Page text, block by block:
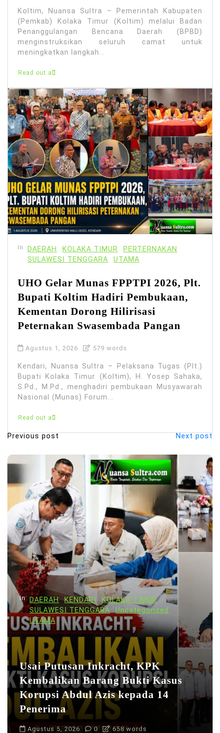
Koltim, Nuansa Sultra – Pemerintah Kabupaten
(Pemkab) Kolaka Timur (Koltim) melalui Badan
Penanggulangan Bencana Daerah (BPBD)
menginstruksikan seluruh camat untuk
meningkatkan langkah...
Read out all
In DAERAH KOLAKA TIMUR
PERTERNAKAN
SULAWESI TENGGARA
UTAMA
UHO Gelar Munas FPPTPI 2026, Plt.
Bupati Koltim Hadiri Pembukaan,
Kementan Dorong Hilirisasi
Peternakan Swasembada Pangan
Agustus 1, 2026 579 words
Kendari, Nuansa Sultra – Pelaksana Tugas (Plt.)
Bupati Kolaka Timur (Koltim), H. Yosep Sahaka,
S.Pd., M.Pd., menghadiri pembukaan Musyawarah
Nasional (Munas) Forum...
Read out all
N
a
i
a
s
i
p
o
Previous post Next post
In DAERAH KENDARI
KOLAKA TIMUR
SULAWESI TENGGARA
Uncategorized
UTAMA
Usai Putusan Inkracht, KPK
Kembalikan Barang Bukti Kasus
Korupsi Abdul Azis kepada 14
Penerima
Agustus 5, 2026 0 658 words